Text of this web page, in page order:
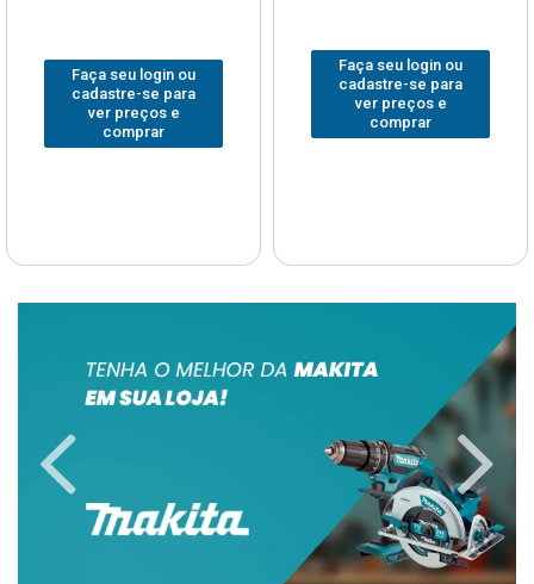
Faça seu login ou
cadastre-se para
ver preços e
comprar
Faça seu login ou
cadastre-se para
ver preços e
comprar